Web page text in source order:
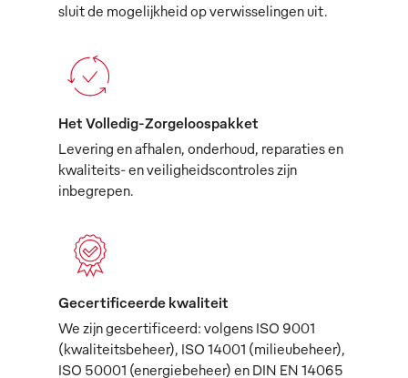
sluit de mogelijkheid op verwisselingen uit.
Het Volledig-Zorgeloospakket
Levering en afhalen, onderhoud, reparaties en
kwaliteits- en veiligheidscontroles zijn
inbegrepen.
Gecertificeerde kwaliteit
We zijn gecertificeerd: volgens ISO 9001
(kwaliteitsbeheer), ISO 14001 (milieubeheer),
ISO 50001 (energiebeheer) en DIN EN 14065